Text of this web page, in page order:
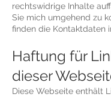
rechtswidrige Inhalte
Sie mich umgehend zu
finden die Kontaktdaten
Haftung für
dieser
Diese Webseite enthält